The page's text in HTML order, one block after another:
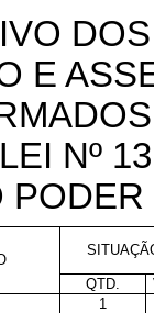
E
Nº
QTD.
1